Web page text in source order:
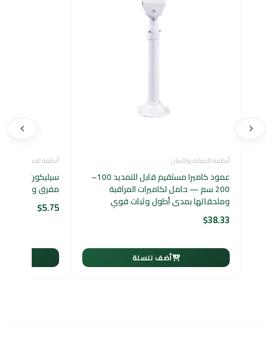
أنظمة الحماية والأمان
عمود كاميرا مستقيم قابل للتمديد 100–
200 سم — حامل لكاميرات المراقبة
وملحقاتها بمدى أطول وثبات قوي
$38.33
أضف للسلة
أنظمة الحماية والأمان
سيليكون
مفرق وجملة
$5.75